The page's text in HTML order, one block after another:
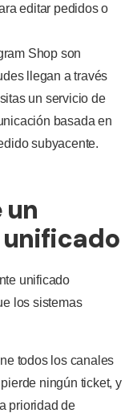
editar pedidos o
Shop son
llegan a través
un servicio de
basada en
subyacente.
un
unificado
unificado
los sistemas
todos los canales
ningún ticket, y
prioridad de